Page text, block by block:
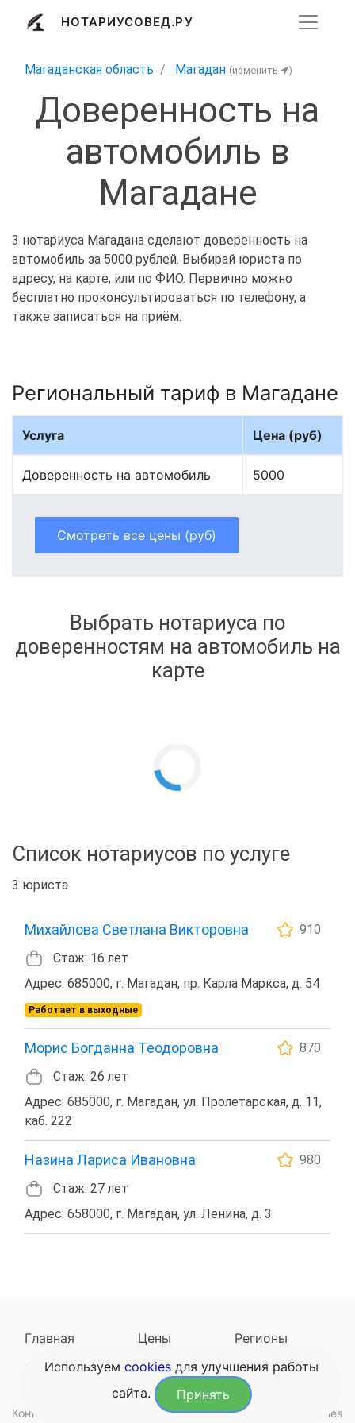
НОТАРИУСОВЕД.РУ
Магаданская область Магадан (изменить )
Доверенность на
автомобиль в
Магадане
3 нотариуса Магадана сделают доверенность на
автомобиль за 5000 рублей. Выбирай юриста по
адресу, на карте, или по ФИО. Первично можно
бесплатно проконсультироваться по телефону, а
также записаться на приём.
Региональный тариф в Магадане
Услуга Цена (руб)
Доверенность на автомобиль 5000
Смотреть все цены (руб)
Выбрать нотариуса по
доверенностям на автомобиль на
карте
Список нотариусов по услуге
3 юриста
Михайлова Светлана Викторовна
910
Стаж: 16 лет
Адрес: 685000, г. Магадан, пр. Карла Маркса, д. 54
Работает в выходные
Морис Богданна Теодоровна
870
Стаж: 26 лет
Адрес: 685000, г. Магадан, ул. Пролетарская, д. 11,
каб. 222
Назина Лариса Ивановна
980
Стаж: 27 лет
Адрес: 658000, г. Магадан, ул. Ленина, д. 3
Главная Цены
Регионы
Наследодатели
Задать вопрос
Контакты Обработка данных Конфиденциальность Cookies
Используем cookies для улучшения работы
сайта.
Принять